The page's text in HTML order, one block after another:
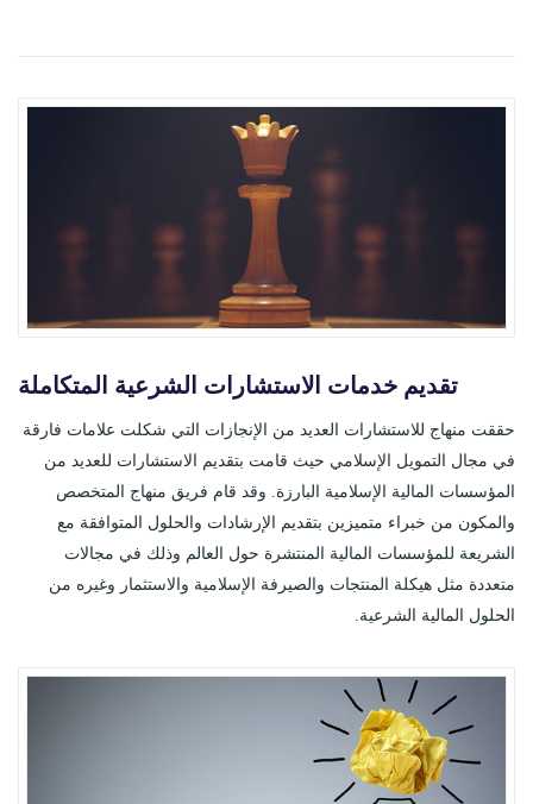
تقديم خدمات الاستشارات الشرعية المتكاملة
حققت منهاج للاستشارات العديد من الإنجازات التي شكلت علامات فارقة
في مجال التمويل الإسلامي حيث قامت بتقديم الاستشارات للعديد من
المؤسسات المالية الإسلامية البارزة. وقد قام فريق منهاج المتخصص
والمكون من خبراء متميزين بتقديم الإرشادات والحلول المتوافقة مع
الشريعة للمؤسسات المالية المنتشرة حول العالم وذلك في مجالات
متعددة مثل هيكلة المنتجات والصيرفة الإسلامية والاستثمار وغيره من
الحلول المالية الشرعية.